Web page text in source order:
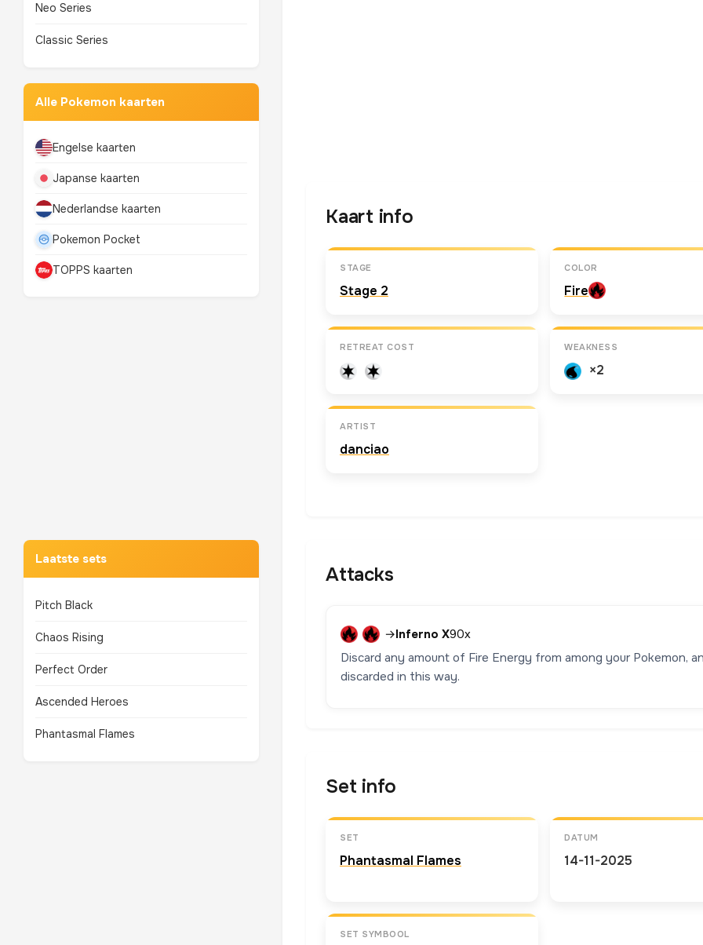
Neo Series
Classic Series
Alle Pokemon kaarten
Engelse kaarten
Japanse kaarten
Nederlandse kaarten
Pokemon Pocket
TOPPS kaarten
TOP 10 POKEMON
Laatste sets
Pitch Black
Chaos Rising
Perfect Order
Ascended Heroes
Phantasmal Flames
Kaart info
STAGE
Stage 2
COLOR
Fire
RETREAT COST WEAKNESS
×2
ARTIST
danciao
Attacks
→Inferno X90x
Discard any amount of Fire Energy from among your Pokemon,
discarded in this way.
Set info
SET
Phantasmal Flames
DATUM
14-11-2025
SET SYMBOOL